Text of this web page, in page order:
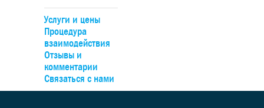
Услуги и цены
Процедура
взаимодействия
Отзывы и
комментарии
Связаться с нами